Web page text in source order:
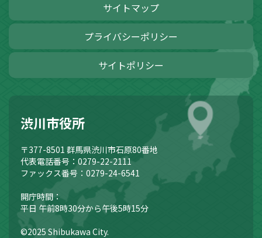
サイトマップ
プライバシーポリシー
サイトポリシー
渋川市役所
〒377-8501 群馬県渋川市石原80番地
代表電話番号：0279-22-2111
ファックス番号：0279-24-6541
開庁時間：
平日 午前8時30分から午後5時15分
©2025 Shibukawa City.